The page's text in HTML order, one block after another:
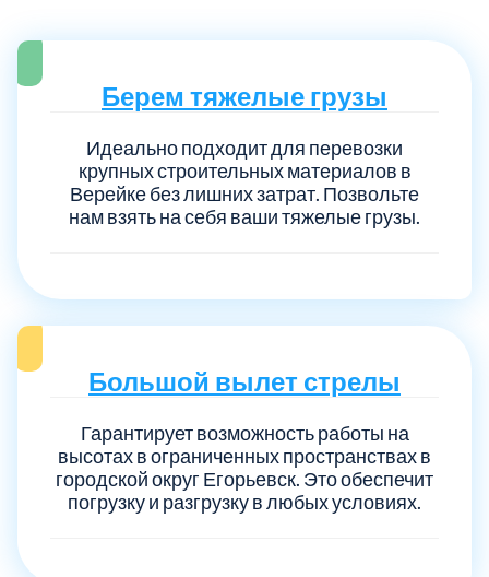
Берем тяжелые грузы
Идеально подходит для перевозки
крупных строительных материалов в
Верейке без лишних затрат. Позвольте
нам взять на себя ваши тяжелые грузы.
Большой вылет стрелы
Гарантирует возможность работы на
высотах в ограниченных пространствах в
городской округ Егорьевск. Это обеспечит
погрузку и разгрузку в любых условиях.